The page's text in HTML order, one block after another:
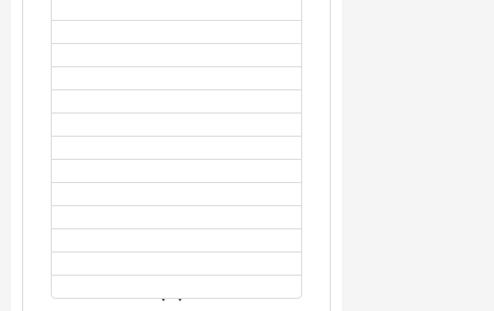
Adapazarı (1)
Ankara (1)
Balıkesir (2)
Bartın (3)
Bursa (3)